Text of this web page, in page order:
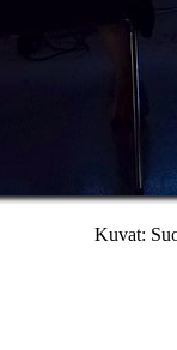
Kuvat: